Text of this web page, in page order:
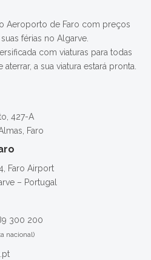
Aeroporto de Faro com preços
férias no Algarve.
com viaturas para todas
a sua viatura estará pronta.
427-A
Faro
Faro Airport
– Portugal
300 200
nacional)